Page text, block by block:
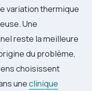
variation thermique
Une
reste la meilleure
du problème,
choisissent
uneclinique